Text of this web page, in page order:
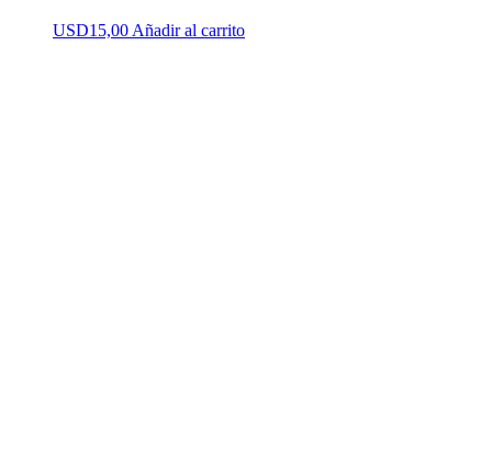
USD15,00 Añadir al carrito